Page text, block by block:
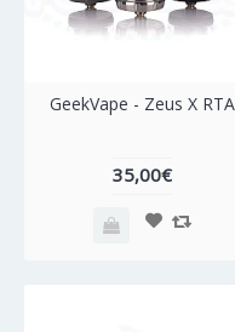
GeekVape - Zeus X RTA
35,00€